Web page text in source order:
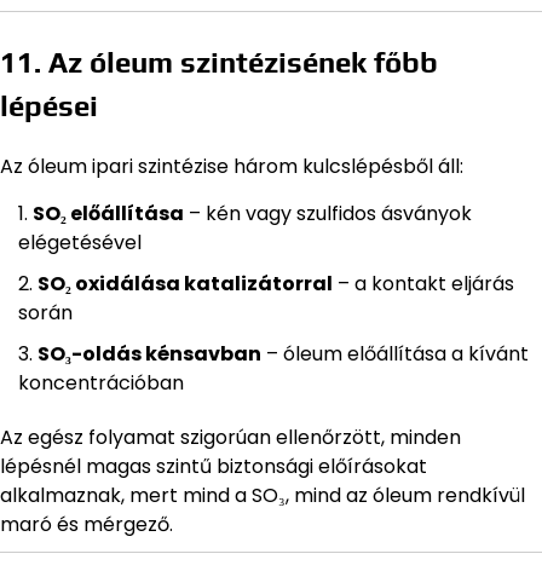
11. Az óleum szintézisének főbb
lépései
Az óleum ipari szintézise három kulcslépésből áll:
SO₂ előállítása – kén vagy szulfidos ásványok
elégetésével
SO₂ oxidálása katalizátorral – a kontakt eljárás
során
SO₃-oldás kénsavban – óleum előállítása a kívánt
koncentrációban
Az egész folyamat szigorúan ellenőrzött, minden
lépésnél magas szintű biztonsági előírásokat
alkalmaznak, mert mind a SO₃, mind az óleum rendkívül
maró és mérgező.